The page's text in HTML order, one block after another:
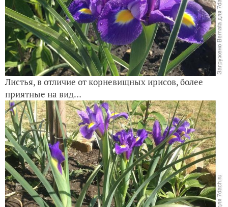
Листья, в отличие от корневищных ирисов, более
приятные на вид…